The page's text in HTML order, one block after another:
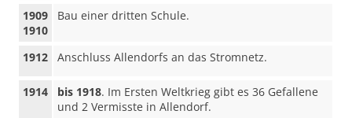
1909
1910
Bau einer dritten Schule.
1912 Anschluss Allendorfs an das Stromnetz.
1914 bis 1918. Im Ersten Weltkrieg gibt es 36 Gefallene
und 2 Vermisste in Allendorf.